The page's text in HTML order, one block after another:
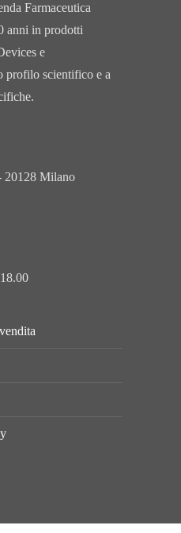
Farmaceutica
anni in prodotti
e
profilo scientifico e a
20128 Milano